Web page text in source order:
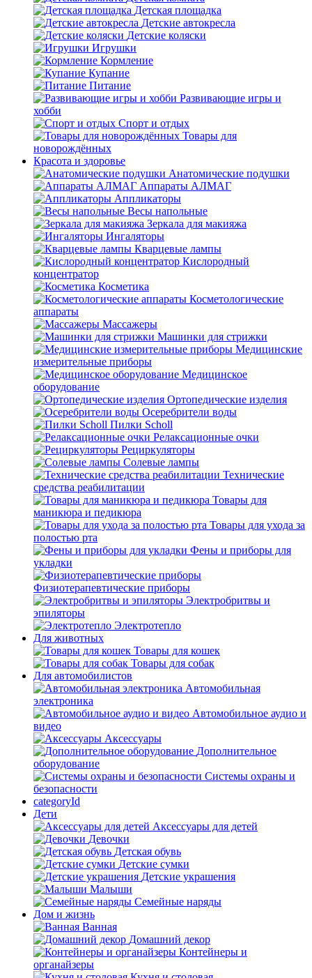
Детская площадка
Детские автокресла
Детские коляски
Игрушки
Кормление
Купание
Питание
Развивающие игры и
хобби
Спорт и отдых
Товары для
новорождённых
Красота и здоровье
Анатомические подушки
Аппараты АЛМАГ
Аппликаторы
Весы напольные
Зеркала для макияжа
Ингаляторы
Кварцевые лампы
Кислородный
концентратор
Косметика
Косметологические
аппараты
Массажеры
Машинки для стрижки
Медицинские
измерительные приборы
Медицинское
оборудование
Ортопедические изделия
Осеребрители воды
Пилки Scholl
Релаксационные очки
Рециркуляторы
Солевые лампы
Технические
средства реабилитации
Товары для
маникюра и педикюра
Товары для ухода за
полостью рта
Фены и приборы для
укладки
Физиотерапевтические приборы
Электробритвы и
эпиляторы
Электротепло
Для животных
Товары для кошек
Товары для собак
Для автомобилистов
Автомобильная
электроника
Автомобильное аудио и
видео
Аксессуары
Дополнительное
оборудование
Системы охраны и
безопасности
categoryId
Дети
Аксессуары для детей
Девочки
Детская обувь
Детские сумки
Детские украшения
Малыши
Семейные наряды
Дом и жизнь
Ванная
Домашний декор
Контейнеры и
органайзеры